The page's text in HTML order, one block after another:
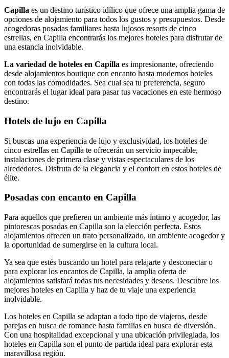
Capilla es un destino turístico idílico que ofrece una amplia gama de
opciones de alojamiento para todos los gustos y presupuestos. Desde
acogedoras posadas familiares hasta lujosos resorts de cinco
estrellas, en Capilla encontrarás los mejores hoteles para disfrutar de
una estancia inolvidable.
La variedad de hoteles en Capilla es impresionante, ofreciendo
desde alojamientos boutique con encanto hasta modernos hoteles
con todas las comodidades. Sea cual sea tu preferencia, seguro
encontrarás el lugar ideal para pasar tus vacaciones en este hermoso
destino.
Hotels de lujo en Capilla
Si buscas una experiencia de lujo y exclusividad, los hoteles de
cinco estrellas en Capilla te ofrecerán un servicio impecable,
instalaciones de primera clase y vistas espectaculares de los
alrededores. Disfruta de la elegancia y el confort en estos hoteles de
élite.
Posadas con encanto en Capilla
Para aquellos que prefieren un ambiente más íntimo y acogedor, las
pintorescas posadas en Capilla son la elección perfecta. Estos
alojamientos ofrecen un trato personalizado, un ambiente acogedor y
la oportunidad de sumergirse en la cultura local.
Ya sea que estés buscando un hotel para relajarte y desconectar o
para explorar los encantos de Capilla, la amplia oferta de
alojamientos satisfará todas tus necesidades y deseos. Descubre los
mejores hoteles en Capilla y haz de tu viaje una experiencia
inolvidable.
Los hoteles en Capilla se adaptan a todo tipo de viajeros, desde
parejas en busca de romance hasta familias en busca de diversión.
Con una hospitalidad excepcional y una ubicación privilegiada, los
hoteles en Capilla son el punto de partida ideal para explorar esta
maravillosa región.